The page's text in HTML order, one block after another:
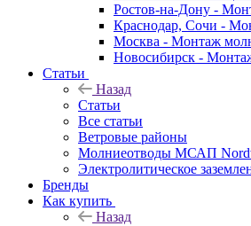
Ростов-на-Дону -
Краснодар, Сочи -
Москва - Монтаж
Новосибирск -
Статьи
Назад
Статьи
Все статьи
Ветровые районы
Молниеотводы МСАП
Электролитическое
Бренды
Как купить
Назад